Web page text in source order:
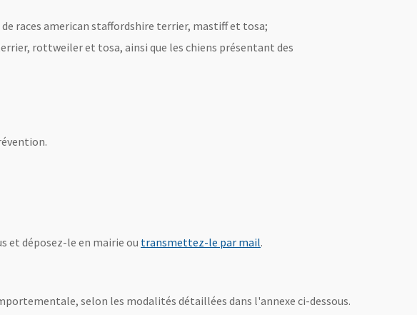
races american staffordshire terrier, mastiff et tosa;
rottweiler et tosa, ainsi que les chiens présentant des
et déposez-le en mairie ou transmettez-le par mail, Ouvre une nouvelle fenêtre
.
selon les modalités détaillées dans l'annexe ci-dessous.